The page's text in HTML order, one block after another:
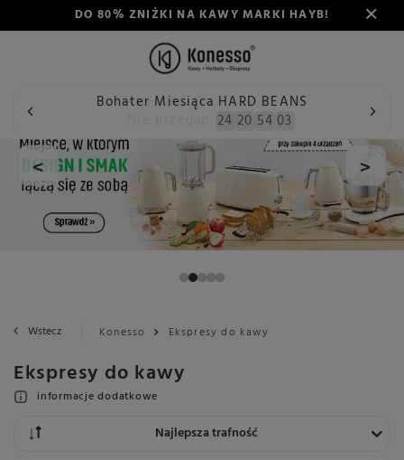
DO 80% ZNIŻKI NA KAWY MARKI HAYB!
Bohater Miesiąca HARD BEANS
24 20 54 02
< >
Wstecz Konesso Ekspresy do kawy
Ekspresy do kawy
informacje dodatkowe
Zmień sortowanie
Najlepsza trafność